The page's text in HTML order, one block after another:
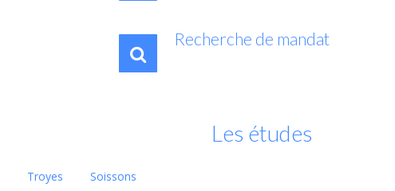
Recherche de mandat
Les études
Troyes Soissons